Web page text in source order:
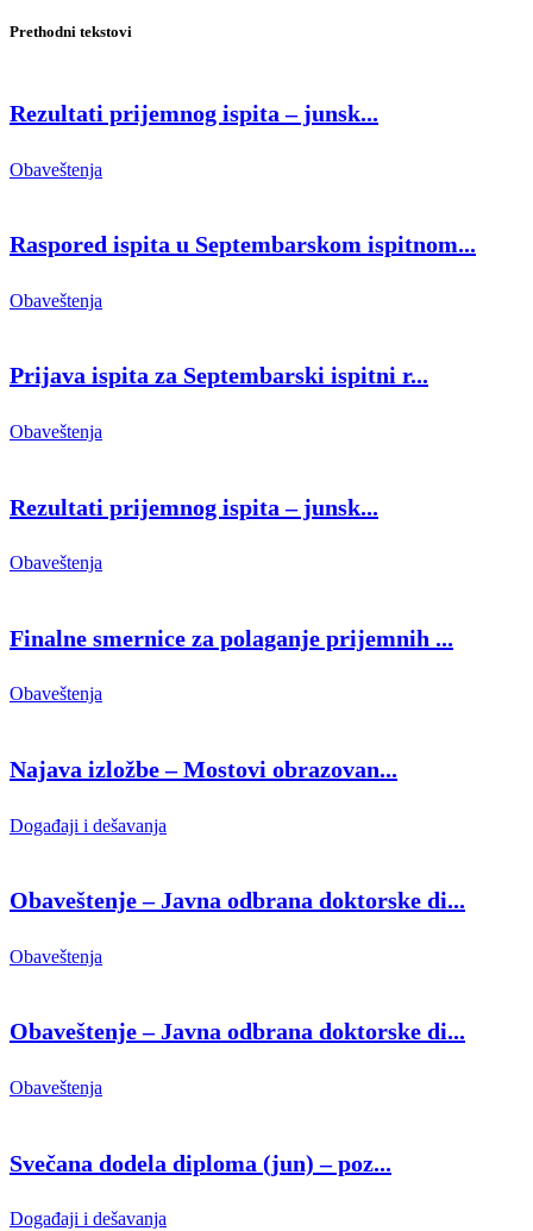
Prethodni tekstovi
Rezultati prijemnog ispita – junsk...
Obaveštenja
Raspored ispita u Septembarskom ispitnom...
Obaveštenja
Prijava ispita za Septembarski ispitni r...
Obaveštenja
Rezultati prijemnog ispita – junsk...
Obaveštenja
Finalne smernice za polaganje prijemnih ...
Obaveštenja
Najava izložbe – Mostovi obrazovan...
Događaji i dešavanja
Obaveštenje – Javna odbrana doktorske di...
Obaveštenja
Obaveštenje – Javna odbrana doktorske di...
Obaveštenja
Svečana dodela diploma (jun) – poz...
Događaji i dešavanja